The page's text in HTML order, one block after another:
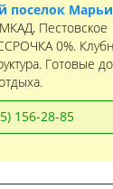
поселок
Пестовское
0%.
Готовые
156-28-85